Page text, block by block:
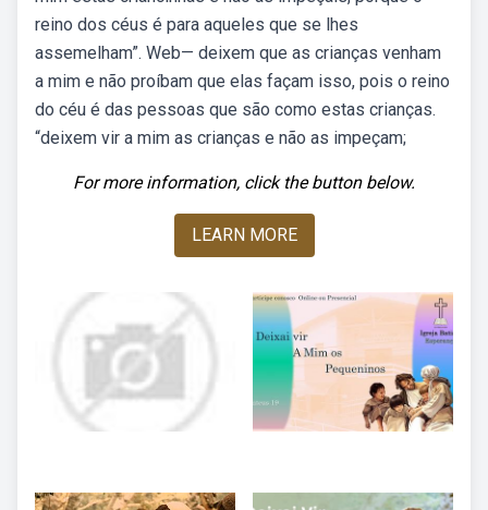
reino dos céus é para aqueles que se lhes
assemelham”. Web— deixem que as crianças venham
a mim e não proíbam que elas façam isso, pois o reino
do céu é das pessoas que são como estas crianças.
“deixem vir a mim as crianças e não as impeçam;
For more information, click the button below.
LEARN MORE